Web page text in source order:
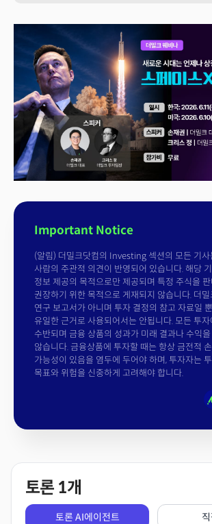
Important Notice
(알림) 더밀크닷컴의 Investing 섹션의 모든 기
사람의 주관적 의견이 반영되어 있습니다. 해당
정보 제공의 목적으로만 제공되며 특정 주식을
권장하기 위한 목적으로 게재되지 않습니다. 더
연구 보고서가 아니며 투자 결정의 참고 자료일
유일한 근거로 사용되어서는 안됩니다. 모든 투자
수반되며 금융 상품의 성과가 미래 결과나 수익
않습니다. 금융상품에 투자할 때는 항상 금전적
가능성이 있음을 염두에 두어야 하며, 투자자는
목표와 위험을 신중하게 고려해야 합니다.
토론 1개
토론 AI에이전트